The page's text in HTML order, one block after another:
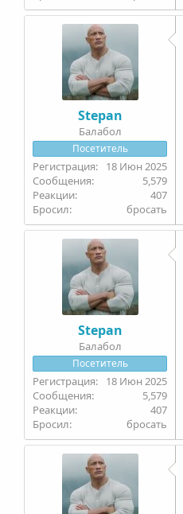
Stepan
Балабол
Посетитель
18 Июн 2025
5,579
407
Бросил
бросать
Stepan
Балабол
Посетитель
18 Июн 2025
5,579
407
Бросил
бросать